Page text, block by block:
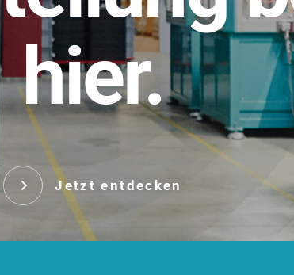
hier.
Jetzt entdecken
Das innovative
robust, IP-geschützt und
Jetzt